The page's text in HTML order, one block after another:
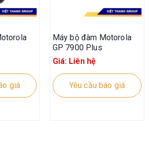
giá
Máy bộ đàm Motorola
GP 7900 Plus
Giá: Liên hệ
Yêu cầu báo giá